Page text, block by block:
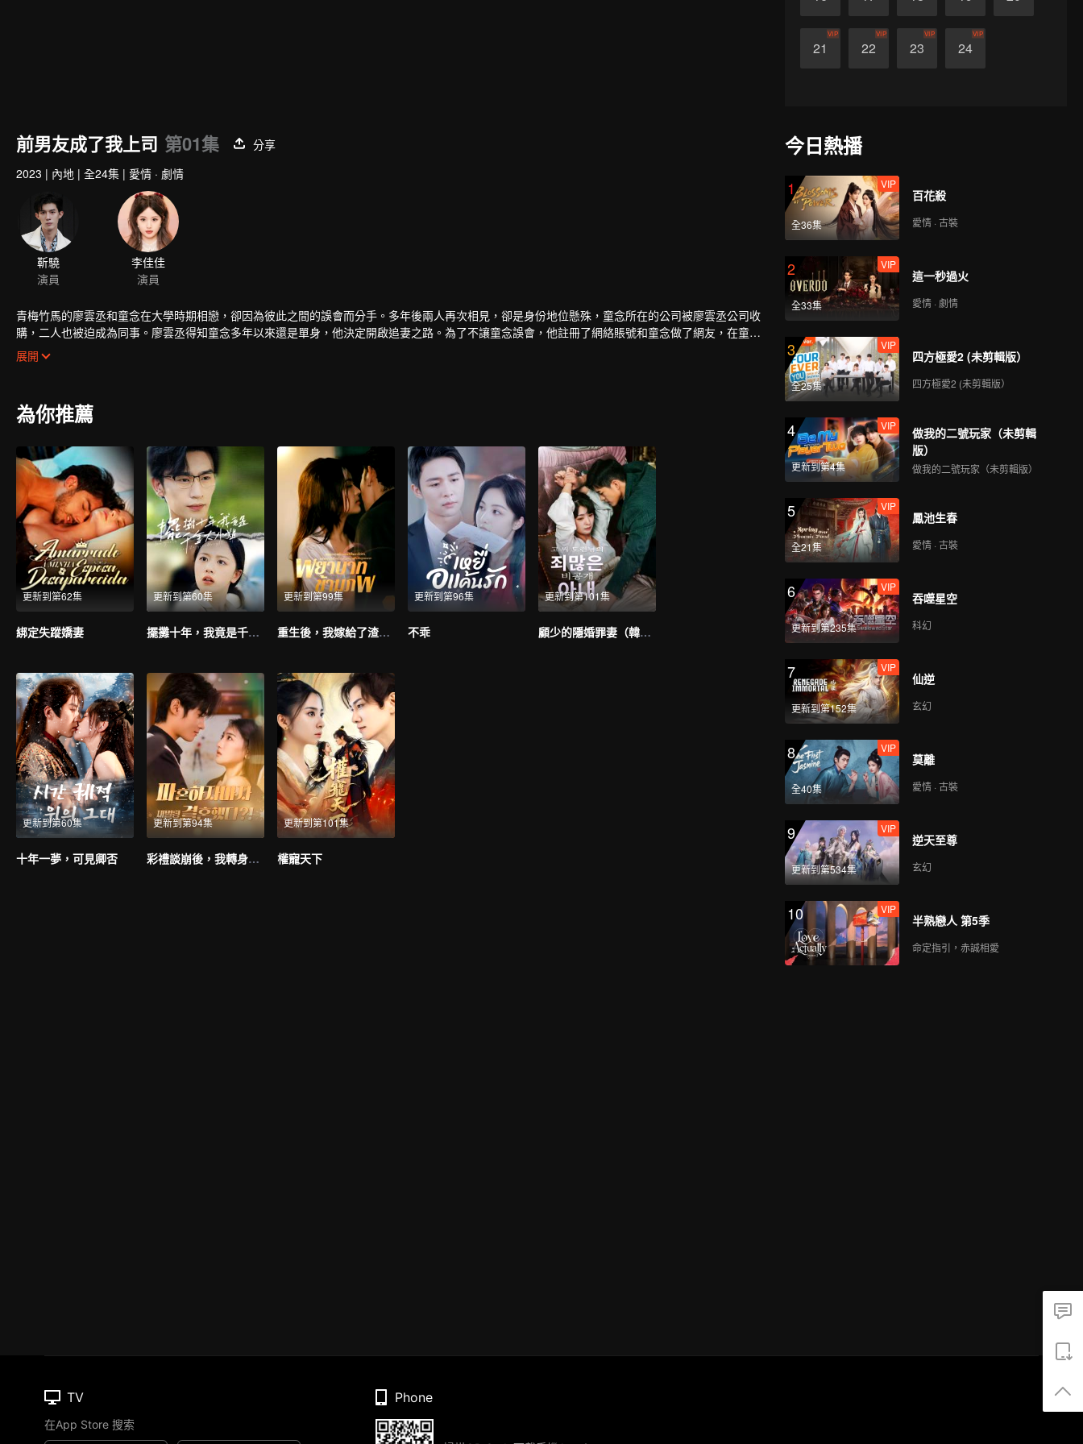
21
VIP
22
VIP
23
VIP
24
VIP
前男友成了我上司 第01集
分享
2023 | 內地 | 全24集 | 愛情 · 劇情
靳驍
演員
李佳佳
演員
青梅竹馬的廖雲丞和童念在大學時期相戀，卻因為彼此之間的誤會而分手。多年後兩人再次相見，卻是身份地位懸殊，童念所在的公司被廖雲丞公司收
購，二人也被迫成為同事。廖雲丞得知童念多年以來還是單身，他決定開啟追妻之路。為了不讓童念誤會，他註冊了網絡賬號和童念做了網友，在童念
遇見危機困難時，第一時間站出來保護她。二人一起經歷了職場陷阱、職場性騷擾等事件，又聯手解決反派之後，最終廖雲丞追妻成功，有情人終成眷
屬。
展開
為你推薦
更新到第62集
綁定失蹤嬌妻
更新到第60集
擺攤十年，我竟是千金大小姐
更新到第99集
重生後，我嫁給了渣男的死對頭
更新到第96集
不乖
更新到第101集
顧少的隱婚罪妻（韓語版）
更新到第60集
十年一夢，可見卿否
更新到第94集
彩禮談崩後，我轉身和千億首富領證（韓語版）
更新到第101集
權寵天下
今日熱播
1
全36集
VIP
百花殺
愛情 · 古裝
2
全33集
VIP
這一秒過火
愛情 · 劇情
3
全25集
VIP
四方極愛2 (未剪輯版）
四方極愛2 (未剪輯版）
4
更新到第4集
VIP
做我的二號玩家（未剪輯
版）
做我的二號玩家（未剪輯版）
5
全21集
VIP
鳳池生春
愛情 · 古裝
6
更新到第235集
VIP
吞噬星空
科幻
7
更新到第152集
VIP
仙逆
玄幻
8
全40集
VIP
莫離
愛情 · 古裝
9
更新到第534集
VIP
逆天至尊
玄幻
10 VIP
半熟戀人 第5季
命定指引，赤誠相愛
TV
在App Store 搜索
Phone